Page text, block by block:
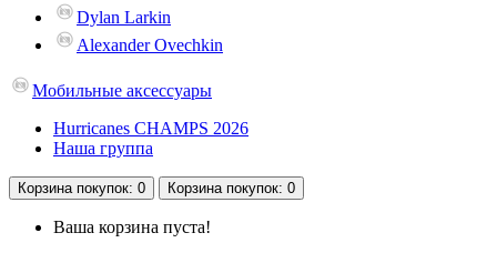
Dylan Larkin
Alexander Ovechkin
Мобильные аксессуары
Hurricanes CHAMPS 2026
Наша группа
Корзина покупок: 0 Корзина покупок: 0
Ваша корзина пуста!